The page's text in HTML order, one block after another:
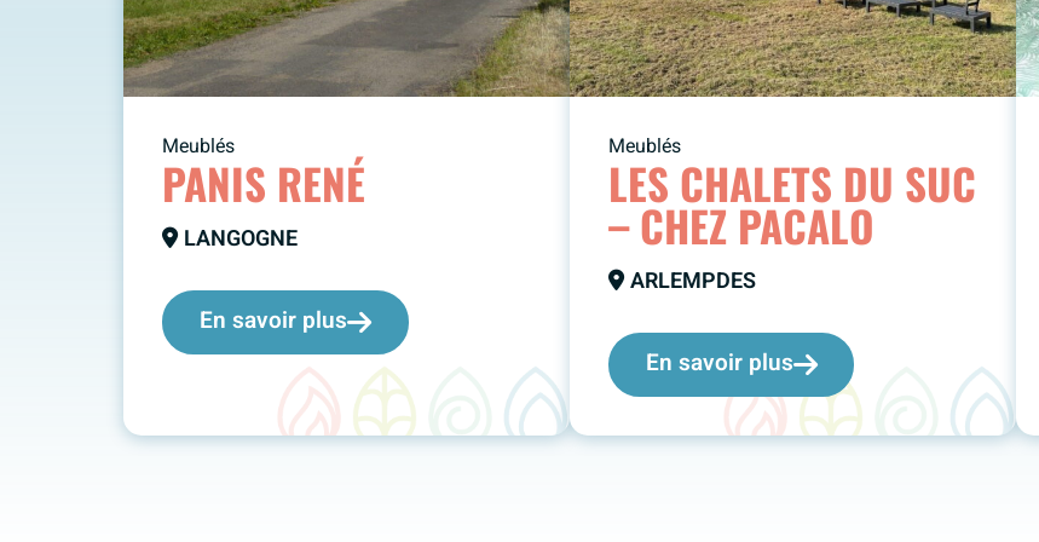
Meublés
PANIS RENÉ
LANGOGNE
En savoir plus
Meublés
LES CHALETS DU SUC
– CHEZ PACALO
ARLEMPDES
En savoir plus